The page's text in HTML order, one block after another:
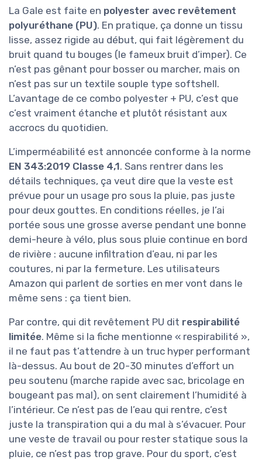
La Gale est faite en polyester avec revêtement
polyuréthane (PU). En pratique, ça donne un tissu
lisse, assez rigide au début, qui fait légèrement du
bruit quand tu bouges (le fameux bruit d’imper). Ce
n’est pas gênant pour bosser ou marcher, mais on
n’est pas sur un textile souple type softshell.
L’avantage de ce combo polyester + PU, c’est que
c’est vraiment étanche et plutôt résistant aux
accrocs du quotidien.
L’imperméabilité est annoncée conforme à la norme
EN 343:2019 Classe 4,1. Sans rentrer dans les
détails techniques, ça veut dire que la veste est
prévue pour un usage pro sous la pluie, pas juste
pour deux gouttes. En conditions réelles, je l’ai
portée sous une grosse averse pendant une bonne
demi-heure à vélo, plus sous pluie continue en bord
de rivière : aucune infiltration d’eau, ni par les
coutures, ni par la fermeture. Les utilisateurs
Amazon qui parlent de sorties en mer vont dans le
même sens : ça tient bien.
Par contre, qui dit revêtement PU dit respirabilité
limitée. Même si la fiche mentionne « respirabilité »,
il ne faut pas t’attendre à un truc hyper performant
là-dessus. Au bout de 20-30 minutes d’effort un
peu soutenu (marche rapide avec sac, bricolage en
bougeant pas mal), on sent clairement l’humidité à
l’intérieur. Ce n’est pas de l’eau qui rentre, c’est
juste la transpiration qui a du mal à s’évacuer. Pour
une veste de travail ou pour rester statique sous la
pluie, ce n’est pas trop grave. Pour du sport, c’est